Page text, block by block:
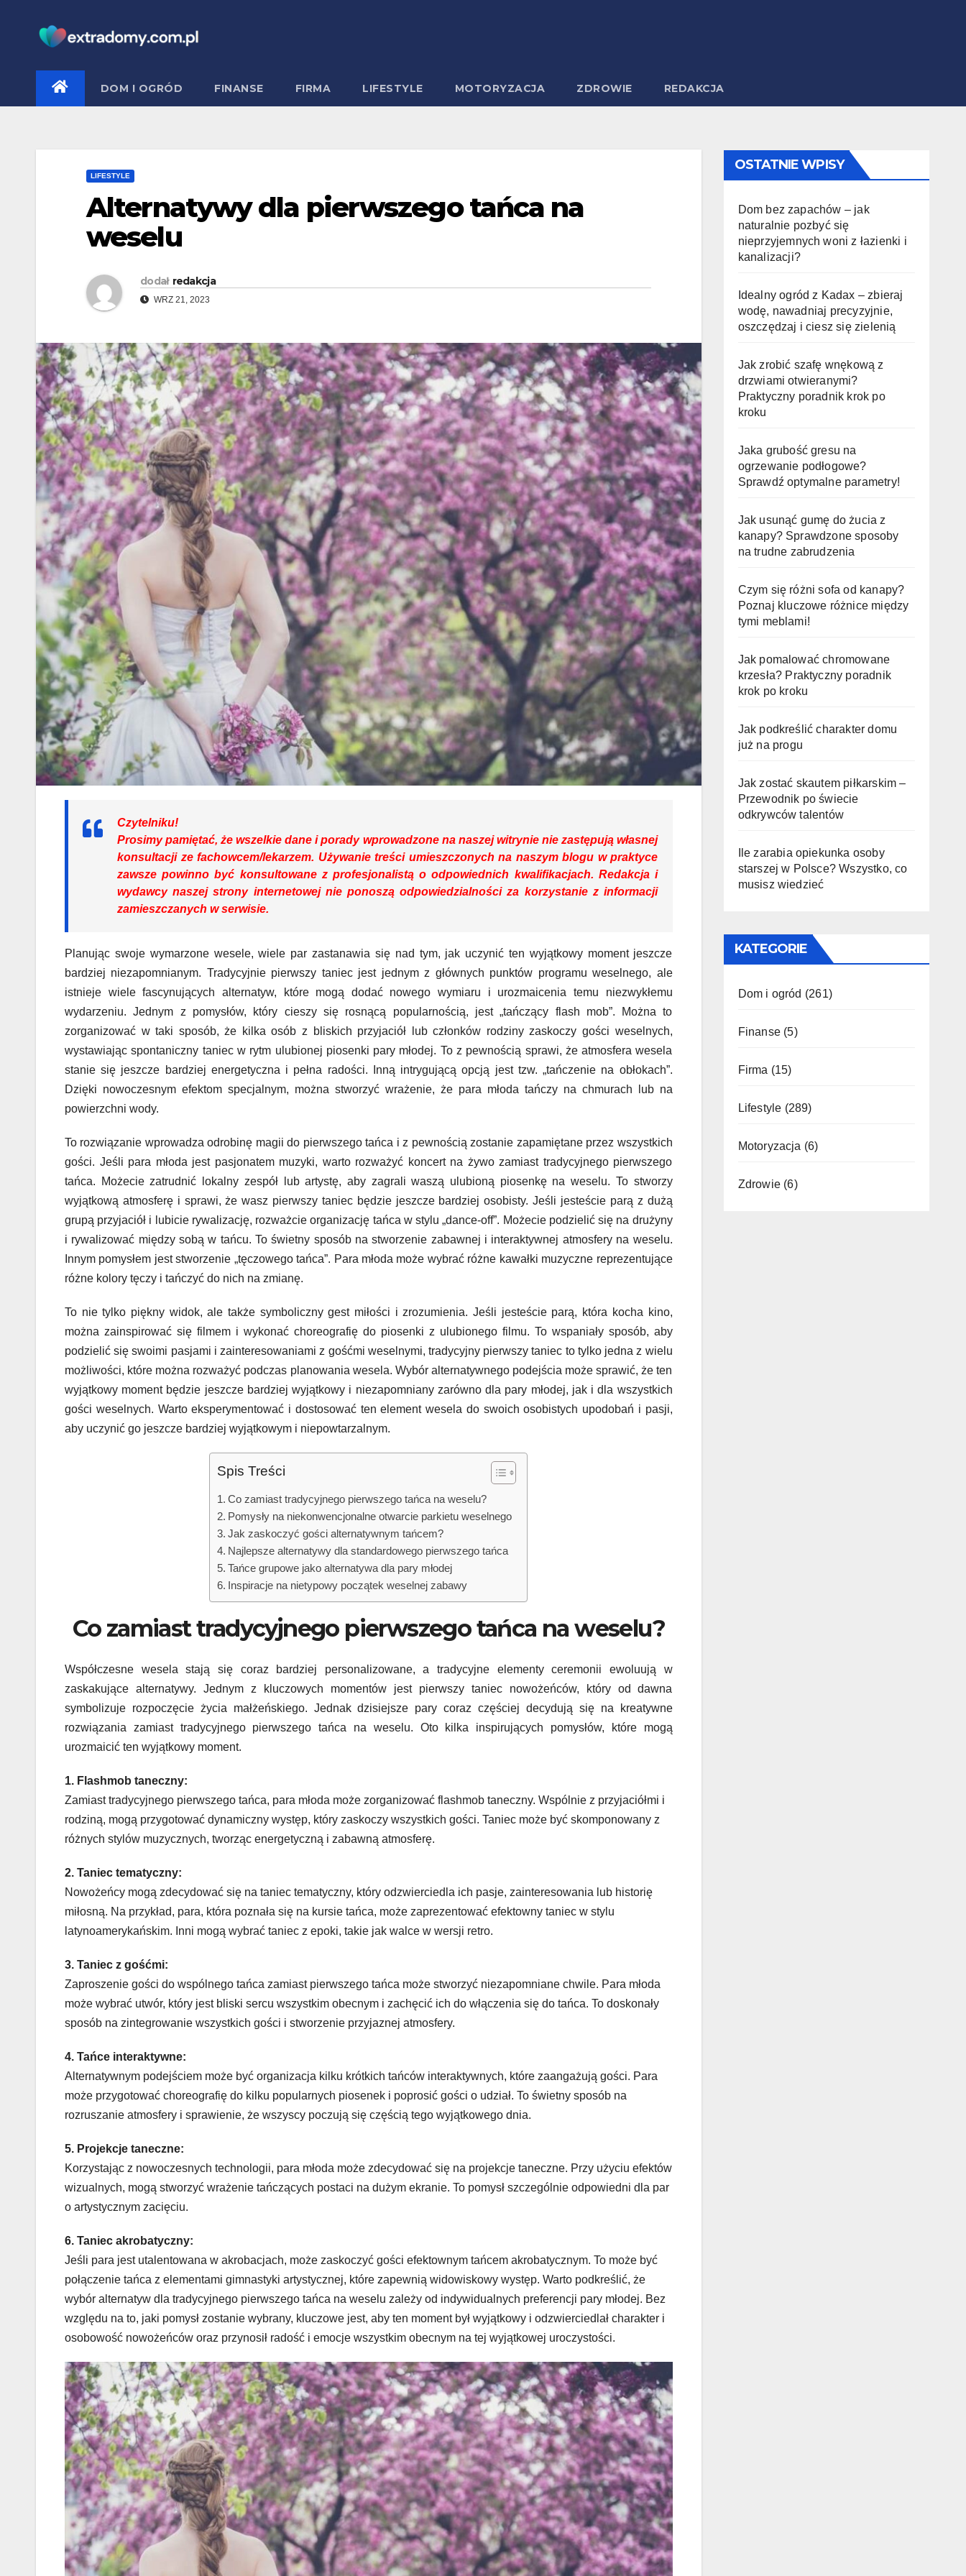
DOM I OGRÓD FINANSE FIRMA LIFESTYLE MOTORYZACJA ZDROWIE REDAKCJA
LIFESTYLE
Alternatywy dla pierwszego tańca na
weselu
dodał redakcja
WRZ 21, 2023
Czytelniku!
Prosimy pamiętać, że wszelkie dane i porady wprowadzone na naszej witrynie nie zastępują własnej
konsultacji ze fachowcem/lekarzem. Używanie treści umieszczonych na naszym blogu w praktyce
zawsze powinno być konsultowane z profesjonalistą o odpowiednich kwalifikacjach. Redakcja i
wydawcy naszej strony internetowej nie ponoszą odpowiedzialności za korzystanie z informacji
zamieszczanych w serwisie.
Planując swoje wymarzone wesele, wiele par zastanawia się nad tym, jak uczynić ten wyjątkowy moment jeszcze
bardziej niezapomnianym. Tradycyjnie pierwszy taniec jest jednym z głównych punktów programu weselnego, ale
istnieje wiele fascynujących alternatyw, które mogą dodać nowego wymiaru i urozmaicenia temu niezwykłemu
wydarzeniu. Jednym z pomysłów, który cieszy się rosnącą popularnością, jest „tańczący flash mob”. Można to
zorganizować w taki sposób, że kilka osób z bliskich przyjaciół lub członków rodziny zaskoczy gości weselnych,
wystawiając spontaniczny taniec w rytm ulubionej piosenki pary młodej. To z pewnością sprawi, że atmosfera wesela
stanie się jeszcze bardziej energetyczna i pełna radości. Inną intrygującą opcją jest tzw. „tańczenie na obłokach”.
Dzięki nowoczesnym efektom specjalnym, można stworzyć wrażenie, że para młoda tańczy na chmurach lub na
powierzchni wody.
To rozwiązanie wprowadza odrobinę magii do pierwszego tańca i z pewnością zostanie zapamiętane przez wszystkich
gości. Jeśli para młoda jest pasjonatem muzyki, warto rozważyć koncert na żywo zamiast tradycyjnego pierwszego
tańca. Możecie zatrudnić lokalny zespół lub artystę, aby zagrali waszą ulubioną piosenkę na weselu. To stworzy
wyjątkową atmosferę i sprawi, że wasz pierwszy taniec będzie jeszcze bardziej osobisty. Jeśli jesteście parą z dużą
grupą przyjaciół i lubicie rywalizację, rozważcie organizację tańca w stylu „dance-off”. Możecie podzielić się na drużyny
i rywalizować między sobą w tańcu. To świetny sposób na stworzenie zabawnej i interaktywnej atmosfery na weselu.
Innym pomysłem jest stworzenie „tęczowego tańca”. Para młoda może wybrać różne kawałki muzyczne reprezentujące
różne kolory tęczy i tańczyć do nich na zmianę.
To nie tylko piękny widok, ale także symboliczny gest miłości i zrozumienia. Jeśli jesteście parą, która kocha kino,
można zainspirować się filmem i wykonać choreografię do piosenki z ulubionego filmu. To wspaniały sposób, aby
podzielić się swoimi pasjami i zainteresowaniami z gośćmi weselnymi, tradycyjny pierwszy taniec to tylko jedna z wielu
możliwości, które można rozważyć podczas planowania wesela. Wybór alternatywnego podejścia może sprawić, że ten
wyjątkowy moment będzie jeszcze bardziej wyjątkowy i niezapomniany zarówno dla pary młodej, jak i dla wszystkich
gości weselnych. Warto eksperymentować i dostosować ten element wesela do swoich osobistych upodobań i pasji,
aby uczynić go jeszcze bardziej wyjątkowym i niepowtarzalnym.
Spis Treści
Co zamiast tradycyjnego pierwszego tańca na weselu?
Pomysły na niekonwencjonalne otwarcie parkietu weselnego
Jak zaskoczyć gości alternatywnym tańcem?
Najlepsze alternatywy dla standardowego pierwszego tańca
Tańce grupowe jako alternatywa dla pary młodej
Inspiracje na nietypowy początek weselnej zabawy
Co zamiast tradycyjnego pierwszego tańca na weselu?
Współczesne wesela stają się coraz bardziej personalizowane, a tradycyjne elementy ceremonii ewoluują w
zaskakujące alternatywy. Jednym z kluczowych momentów jest pierwszy taniec nowożeńców, który od dawna
symbolizuje rozpoczęcie życia małżeńskiego. Jednak dzisiejsze pary coraz częściej decydują się na kreatywne
rozwiązania zamiast tradycyjnego pierwszego tańca na weselu. Oto kilka inspirujących pomysłów, które mogą
urozmaicić ten wyjątkowy moment.
1. Flashmob taneczny:
Zamiast tradycyjnego pierwszego tańca, para młoda może zorganizować flashmob taneczny. Wspólnie z przyjaciółmi i
rodziną, mogą przygotować dynamiczny występ, który zaskoczy wszystkich gości. Taniec może być skomponowany z
różnych stylów muzycznych, tworząc energetyczną i zabawną atmosferę.
2. Taniec tematyczny:
Nowożeńcy mogą zdecydować się na taniec tematyczny, który odzwierciedla ich pasje, zainteresowania lub historię
miłosną. Na przykład, para, która poznała się na kursie tańca, może zaprezentować efektowny taniec w stylu
latynoamerykańskim. Inni mogą wybrać taniec z epoki, takie jak walce w wersji retro.
3. Taniec z gośćmi:
Zaproszenie gości do wspólnego tańca zamiast pierwszego tańca może stworzyć niezapomniane chwile. Para młoda
może wybrać utwór, który jest bliski sercu wszystkim obecnym i zachęcić ich do włączenia się do tańca. To doskonały
sposób na zintegrowanie wszystkich gości i stworzenie przyjaznej atmosfery.
4. Tańce interaktywne:
Alternatywnym podejściem może być organizacja kilku krótkich tańców interaktywnych, które zaangażują gości. Para
może przygotować choreografię do kilku popularnych piosenek i poprosić gości o udział. To świetny sposób na
rozruszanie atmosfery i sprawienie, że wszyscy poczują się częścią tego wyjątkowego dnia.
5. Projekcje taneczne:
Korzystając z nowoczesnych technologii, para młoda może zdecydować się na projekcje taneczne. Przy użyciu efektów
wizualnych, mogą stworzyć wrażenie tańczących postaci na dużym ekranie. To pomysł szczególnie odpowiedni dla par
o artystycznym zacięciu.
6. Taniec akrobatyczny:
Jeśli para jest utalentowana w akrobacjach, może zaskoczyć gości efektownym tańcem akrobatycznym. To może być
połączenie tańca z elementami gimnastyki artystycznej, które zapewnią widowiskowy występ. Warto podkreślić, że
wybór alternatyw dla tradycyjnego pierwszego tańca na weselu zależy od indywidualnych preferencji pary młodej. Bez
względu na to, jaki pomysł zostanie wybrany, kluczowe jest, aby ten moment był wyjątkowy i odzwierciedlał charakter i
osobowość nowożeńców oraz przynosił radość i emocje wszystkim obecnym na tej wyjątkowej uroczystości.
OSTATNIE WPISY
Dom bez zapachów – jak
naturalnie pozbyć się
nieprzyjemnych woni z łazienki i
kanalizacji?
Idealny ogród z Kadax – zbieraj
wodę, nawadniaj precyzyjnie,
oszczędzaj i ciesz się zielenią
Jak zrobić szafę wnękową z
drzwiami otwieranymi?
Praktyczny poradnik krok po
kroku
Jaka grubość gresu na
ogrzewanie podłogowe?
Sprawdź optymalne parametry!
Jak usunąć gumę do żucia z
kanapy? Sprawdzone sposoby
na trudne zabrudzenia
Czym się różni sofa od kanapy?
Poznaj kluczowe różnice między
tymi meblami!
Jak pomalować chromowane
krzesła? Praktyczny poradnik
krok po kroku
Jak podkreślić charakter domu
już na progu
Jak zostać skautem piłkarskim –
Przewodnik po świecie
odkrywców talentów
Ile zarabia opiekunka osoby
starszej w Polsce? Wszystko, co
musisz wiedzieć
KATEGORIE
Dom i ogród (261)
Finanse(5)
Firma (15)
Lifestyle (289)
Motoryzacja (6)
Zdrowie(6)